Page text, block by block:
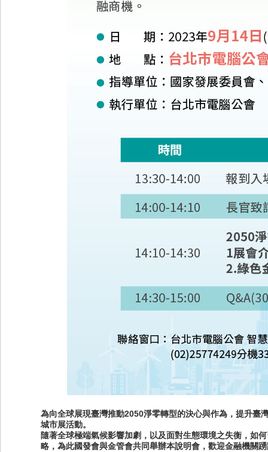
為向全球展現臺灣推動2050淨零轉型的決心與作為，提升臺
城市展活動。
隨著全球極端氣候影響加劇，以及面對生態環境之失衡，如
略，為此國發會與金管會共同舉辦本說明會，歡迎金融機關